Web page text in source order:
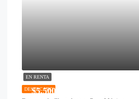
EN RENTA
DESTACADO
$5,500